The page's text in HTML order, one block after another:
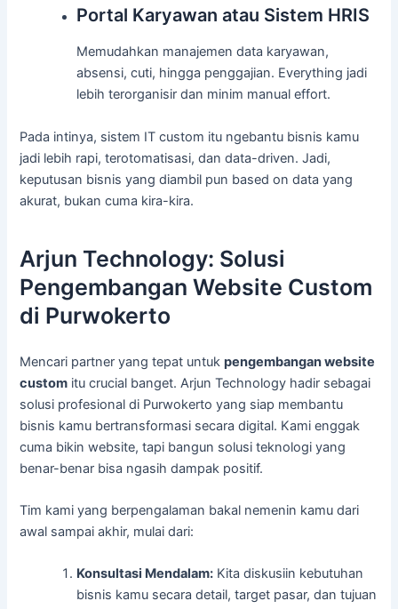
Portal Karyawan atau Sistem HRIS
Memudahkan manajemen data karyawan,
absensi, cuti, hingga penggajian. Everything jadi
lebih terorganisir dan minim manual effort.
Pada intinya, sistem IT custom itu ngebantu bisnis kamu
jadi lebih rapi, terotomatisasi, dan data-driven. Jadi,
keputusan bisnis yang diambil pun based on data yang
akurat, bukan cuma kira-kira.
Arjun Technology: Solusi
Pengembangan Website Custom
di Purwokerto
Mencari partner yang tepat untukpengembangan website
custom itu crucial banget. Arjun Technology hadir sebagai
solusi profesional di Purwokerto yang siap membantu
bisnis kamu bertransformasi secara digital. Kami enggak
cuma bikin website, tapi bangun solusi teknologi yang
benar-benar bisa ngasih dampak positif.
Tim kami yang berpengalaman bakal nemenin kamu dari
awal sampai akhir, mulai dari:
Konsultasi Mendalam: Kita diskusiin kebutuhan
bisnis kamu secara detail, target pasar, dan tujuan